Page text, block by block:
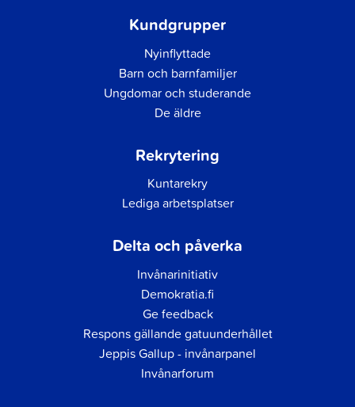
Kundgrupper
Nyinflyttade
Barn och barnfamiljer
Ungdomar och studerande
De äldre
Rekrytering
Kuntarekry
Lediga arbetsplatser
Delta och påverka
Invånarinitiativ
Demokratia.fi
Ge feedback
Respons gällande gatuunderhållet
Jeppis Gallup - invånarpanel
Invånarforum